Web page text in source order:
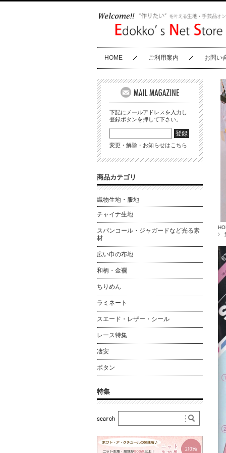
HOME ご利用案内 お問い
下記にメールアドレスを入力し
登録ボタンを押して下さい。
変更・解除・お知らせはこちら
商品カテゴリ
織物生地・服地
チャイナ生地
スパンコール・ジャガードなど光る素
材
広い巾の布地
和柄・金襴
ちりめん
ラミネート
スエード・レザー・シール
レース特集
凄安
ボタン
特集